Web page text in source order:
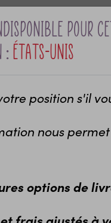
commande avec le
pour
:États-Unis
position s'il
nous permet
options de
maîtres et maîtresses
personnalisable "Merci